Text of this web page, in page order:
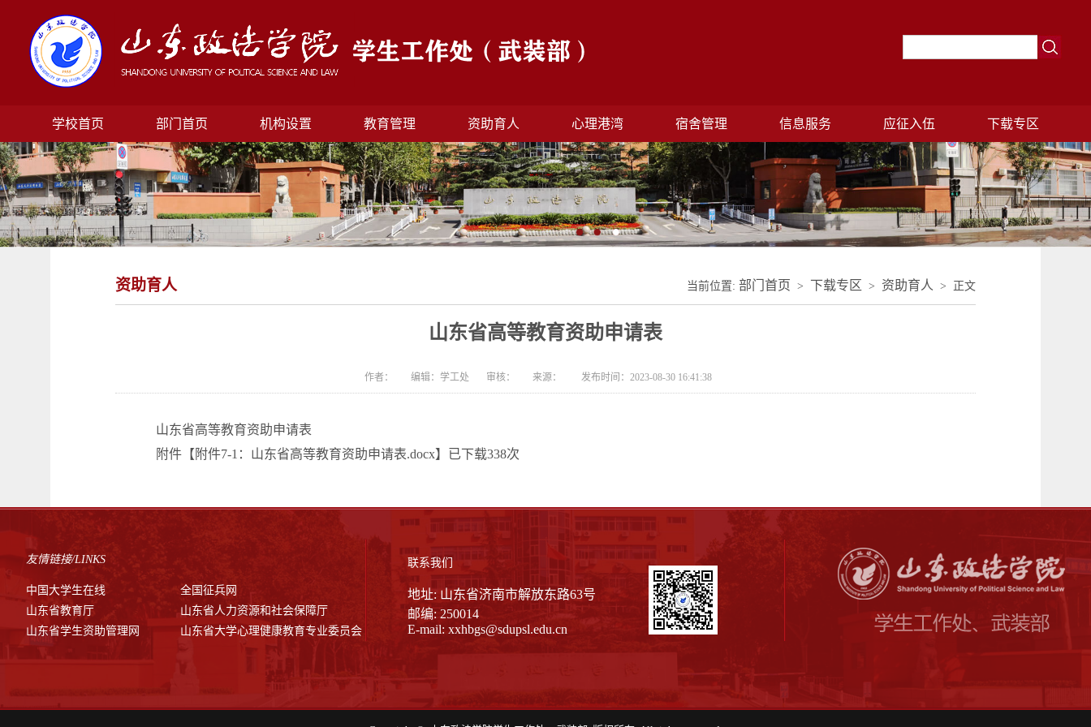
学校首页 部门首页 机构设置 教育管理 资助育人 心理港湾 宿舍管理 信息服务 应征入伍 下载专区
资助育人 当前位置: 部门首页 > 下载专区 > 资助育人 > 正文
山东省高等教育资助申请表
作者： 编辑：学工处 审核： 来源： 发布时间：2023-08-30 16:41:38
山东省高等教育资助申请表
附件【 附件7-1：山东省高等教育资助申请表.docx】已下载338次
友情链接/LINKS
中国大学生在线
全国征兵网
山东省教育厅
山东省人力资源和社会保障厅
山东省学生资助管理网
山东省大学心理健康教育专业委员会
联系我们
地址: 山东省济南市解放东路63号
邮编: 250014
E-mail: xxhbgs@sdupsl.edu.cn